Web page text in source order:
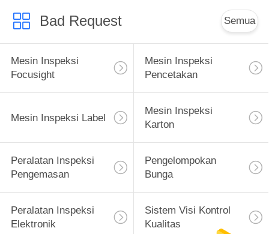
Bad Request Semua
Mesin Inspeksi
Focusight
Mesin Inspeksi
Pencetakan
Mesin Inspeksi Label
Mesin Inspeksi
Karton
Peralatan Inspeksi
Pengemasan
Pengelompokan
Bunga
Peralatan Inspeksi
Elektronik
Sistem Visi Kontrol
Kualitas